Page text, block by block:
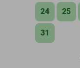
24 25
31